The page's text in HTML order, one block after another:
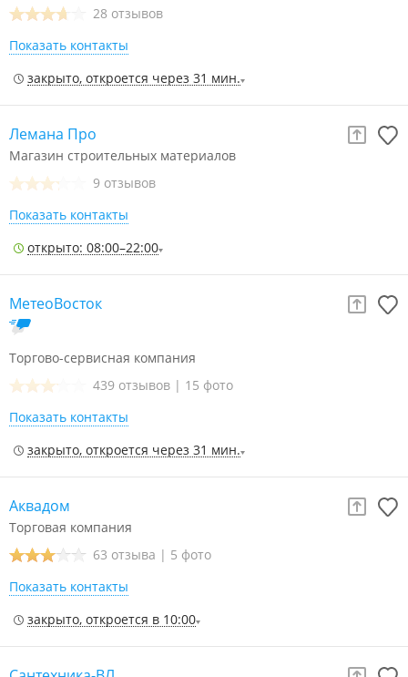
28 отзывов
Показать контакты
закрыто, откроется через 31 мин.
Лемана Про
Магазин строительных материалов
9 отзывов
Показать контакты
открыто: 08:00–22:00
МетеоВосток
Торгово-сервисная компания
439 отзывов | 15 фото
Показать контакты
закрыто, откроется через 31 мин.
Аквадом
Торговая компания
63 отзыва | 5 фото
Показать контакты
закрыто, откроется в 10:00